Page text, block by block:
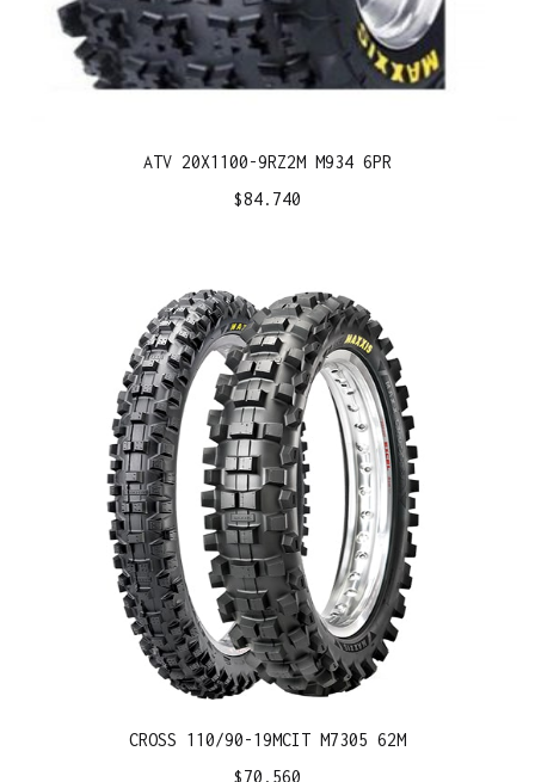
ATV 20X1100-9RZ2M M934 6PR
$84.740
CROSS 110/90-19MCIT M7305 62M
$70.560